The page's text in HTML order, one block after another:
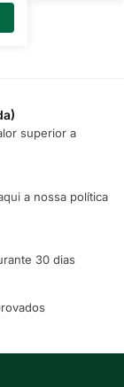
superior a
a nossa política
30 dias